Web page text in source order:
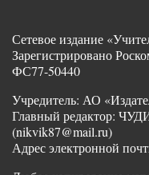
Сетевое издание
Зарегистрировано
ФС77-50440
Учредитель: АО
Главный редактор:
(nikvik87@mail.ru)
Адрес электронной